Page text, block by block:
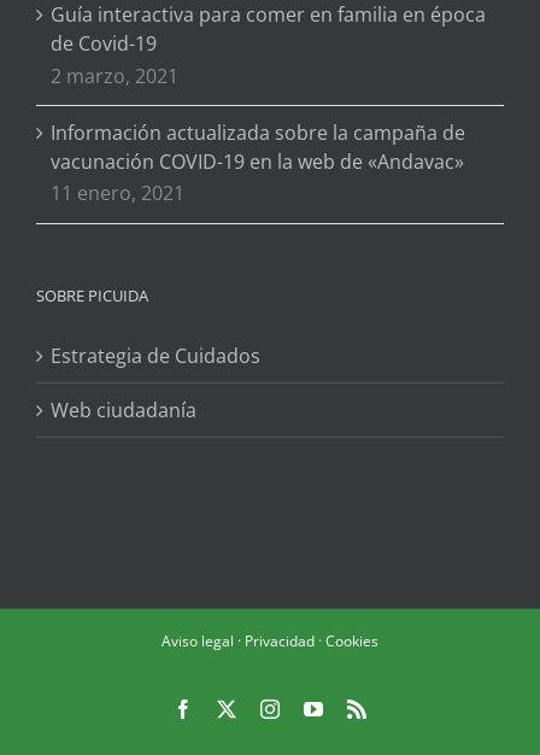
Guía interactiva para comer en familia en época
de Covid-19
2 marzo, 2021
Información actualizada sobre la campaña de
vacunación COVID-19 en la web de «Andavac»
11 enero, 2021
SOBRE PICUIDA
Estrategia de Cuidados
Web ciudadanía
Aviso legal · Privacidad ·Cookies
Facebook InstagramYouTube